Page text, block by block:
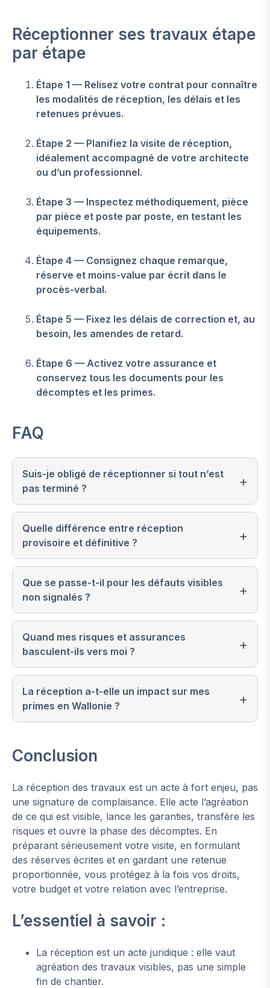
Réceptionner ses travaux étape
par étape
Étape 1 — Relisez votre contrat pour connaître
les modalités de réception, les délais et les
retenues prévues.
Étape 2 — Planifiez la visite de réception,
idéalement accompagné de votre architecte
ou d’un professionnel.
Étape 3 — Inspectez méthodiquement, pièce
par pièce et poste par poste, en testant les
équipements.
Étape 4 — Consignez chaque remarque,
réserve et moins-value par écrit dans le
procès-verbal.
Étape 5 — Fixez les délais de correction et, au
besoin, les amendes de retard.
Étape 6 — Activez votre assurance et
conservez tous les documents pour les
décomptes et les primes.
FAQ
Suis-je obligé de réceptionner si tout n’est
pas terminé ?
Quelle différence entre réception
provisoire et définitive ?
Que se passe-t-il pour les défauts visibles
non signalés ?
Quand mes risques et assurances
basculent-ils vers moi ?
La réception a-t-elle un impact sur mes
primes en Wallonie ?
Conclusion
La réception des travaux est un acte à fort enjeu, pas
une signature de complaisance. Elle acte l’agréation
de ce qui est visible, lance les garanties, transfère les
risques et ouvre la phase des décomptes. En
préparant sérieusement votre visite, en formulant
des réserves écrites et en gardant une retenue
proportionnée, vous protégez à la fois vos droits,
votre budget et votre relation avec l’entreprise.
L’essentiel à savoir :
La réception est un acte juridique : elle vaut
agréation des travaux visibles, pas une simple
fin de chantier.